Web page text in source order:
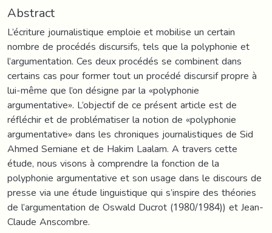
Abstract
L’écriture journalistique emploie et mobilise un certain
nombre de procédés discursifs, tels que la polyphonie et
l’argumentation. Ces deux procédés se combinent dans
certains cas pour former tout un procédé discursif propre à
lui-même que l’on désigne par la «polyphonie
argumentative». L’objectif de ce présent article est de
réfléchir et de problématiser la notion de «polyphonie
argumentative» dans les chroniques journalistiques de Sid
Ahmed Semiane et de Hakim Laalam. A travers cette
étude, nous visons à comprendre la fonction de la
polyphonie argumentative et son usage dans le discours de
presse via une étude linguistique qui s’inspire des théories
de l’argumentation de Oswald Ducrot (1980/1984)) et Jean-
Claude Anscombre.